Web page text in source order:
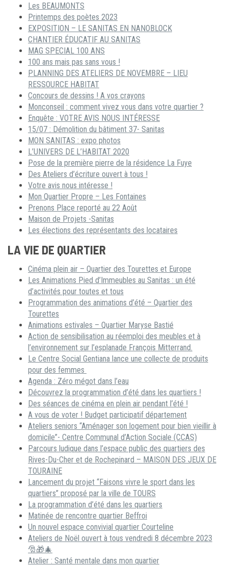
Les BEAUMONTS
Printemps des poètes 2023
EXPOSITION – LE SANITAS EN NANOBLOCK
CHANTIER ÉDUCATIF AU SANITAS
MAG SPECIAL 100 ANS
100 ans mais pas sans vous !
PLANNING DES ATELIERS DE NOVEMBRE – LIEU
RESSOURCE HABITAT
Concours de dessins ! A vos crayons
Monconseil : comment vivez vous dans votre quartier ?
Enquête : VOTRE AVIS NOUS INTÉRESSE
15/07 : Démolition du bâtiment 37- Sanitas
MON SANITAS : expo photos
L’UNIVERS DE L’HABITAT 2020
Pose de la première pierre de la résidence La Fuye
Des Ateliers d’écriture ouvert à tous !
Votre avis nous intéresse !
Mon Quartier Propre – Les Fontaines
Prenons Place reporté au 22 Août
Maison de Projets -Sanitas
Les élections des représentants des locataires
LA VIE DE QUARTIER
Cinéma plein air – Quartier des Tourettes et Europe
Les Animations Pied d’Immeubles au Sanitas : un été
d’activités pour toutes et tous
Programmation des animations d’été – Quartier des
Tourettes
Animations estivales – Quartier Maryse Bastié
Action de sensibilisation au réemploi des meubles et à
l’environnement sur l’esplanade François Mitterrand.
Le Centre Social Gentiana lance une collecte de produits
pour des femmes
Agenda : Zéro mégot dans l’eau
Découvrez la programmation d’été dans les quartiers !
Des séances de cinéma en plein air pendant l’été !
A vous de voter ! Budget participatif département
Ateliers seniors “Aménager son logement pour bien vieillir à
domicile”- Centre Communal d’Action Sociale (CCAS)
Parcours ludique dans l’espace public des quartiers des
Rives-Du-Cher et de Rochepinard – MAISON DES JEUX DE
TOURAINE
Lancement du projet “Faisons vivre le sport dans les
quartiers” proposé par la ville de TOURS
La programmation d’été dans les quartiers
Matinée de rencontre quartier Beffroi
Un nouvel espace convivial quartier Courteline
Ateliers de Noël ouvert à tous vendredi 8 décembre 2023
🎅🎁🎄
Atelier : Santé mentale dans mon quartier